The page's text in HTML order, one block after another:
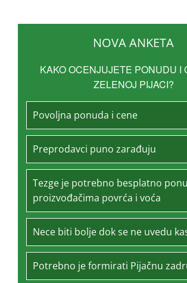
NOVA ANKETA
KAKO OCENJUJETE PONUDU I
ZELENOJ PIJACI?
Povoljna ponuda i cene
Preprodavci puno zarađuju
Tezge je potrebno besplatno
proizvođačima povrća i voća
Nece biti bolje dok se ne uvedu
Potrebno je formirati Pijačnu